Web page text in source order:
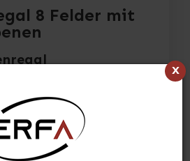
x
8 Felder mit
T:110cm
Beschreibung